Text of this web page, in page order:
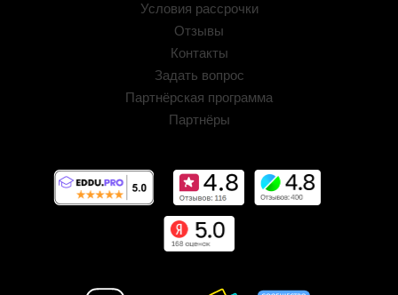
Условия рассрочки
Отзывы
Контакты
Задать вопрос
Партнёрская программа
Партнёры